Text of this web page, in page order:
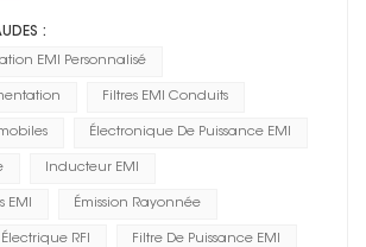
:
EMI Personnalisé
Filtres EMI Conduits
Électronique De Puissance EMI
Inducteur EMI
Émission Rayonnée
RFI Filtre De Puissance EMI